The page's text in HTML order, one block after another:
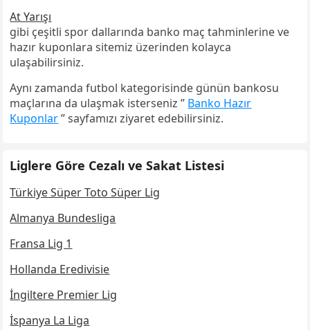
At Yarışı
gibi çeşitli spor dallarında banko maç tahminlerine ve
hazır kuponlara sitemiz üzerinden kolayca
ulaşabilirsiniz.
Aynı zamanda futbol kategorisinde günün bankosu
maçlarına da ulaşmak isterseniz ” Banko Hazır
Kuponlar” sayfamızı ziyaret edebilirsiniz.
Liglere Göre Cezalı ve Sakat Listesi
Türkiye Süper Toto Süper Lig
Almanya Bundesliga
Fransa Lig 1
Hollanda Eredivisie
İngiltere Premier Lig
İspanya La Liga